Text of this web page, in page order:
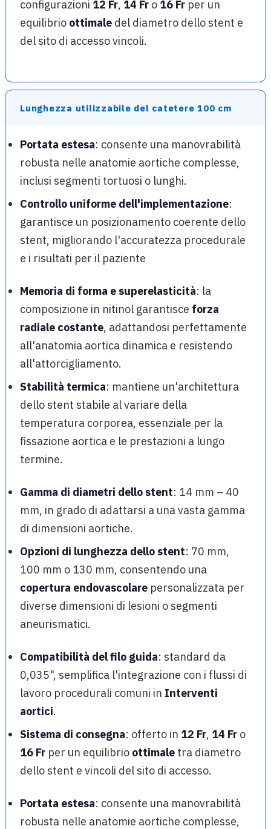
configurazioni 12 Fr, 14 Fr o 16 Fr per un
equilibrio ottimale del diametro dello stent e
del sito di accesso vincoli.
Lunghezza utilizzabile del catetere 100 cm
Portata estesa: consente una manovrabilità
robusta nelle anatomie aortiche complesse,
inclusi segmenti tortuosi o lunghi.
Controllo uniforme dell'implementazione:
garantisce un posizionamento coerente dello
stent, migliorando l'accuratezza procedurale
e i risultati per il paziente
Memoria di forma e superelasticità: la
composizione in nitinol garantisce forza
radiale costante, adattandosi perfettamente
all'anatomia aortica dinamica e resistendo
all'attorcigliamento.
Stabilità termica: mantiene un'architettura
dello stent stabile al variare della
temperatura corporea, essenziale per la
fissazione aortica e le prestazioni a lungo
termine.
Gamma di diametri dello stent: 14 mm – 40
mm, in grado di adattarsi a una vasta gamma
di dimensioni aortiche.
Opzioni di lunghezza dello stent: 70 mm,
100 mm o 130 mm, consentendo una
copertura endovascolare personalizzata per
diverse dimensioni di lesioni o segmenti
aneurismatici.
Compatibilità del filo guida: standard da
0,035", semplifica l'integrazione con i flussi di
lavoro procedurali comuni in Interventi
aortici.
Sistema di consegna: offerto in 12 Fr, 14 Fr o
16 Fr per un equilibrio ottimale tra diametro
dello stent e vincoli del sito di accesso.
Portata estesa: consente una manovrabilità
robusta nelle anatomie aortiche complesse,